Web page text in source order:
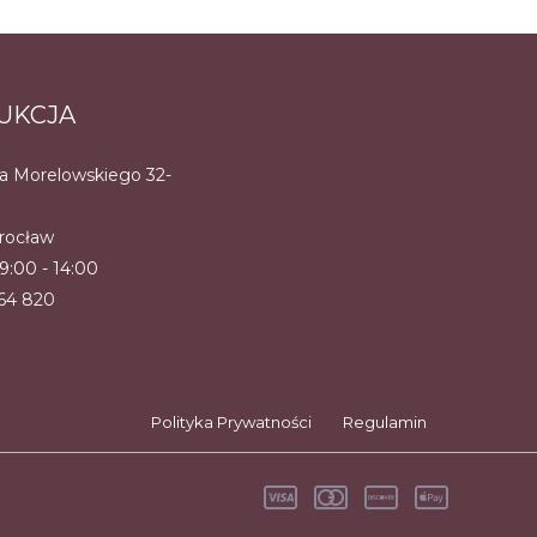
Morelowskiego 32-
- 14:00
820
Polityka Prywatności Regulamin